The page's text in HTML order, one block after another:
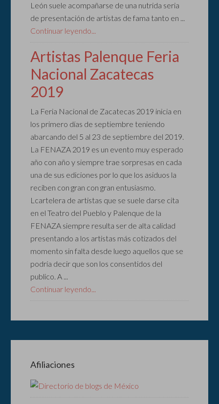
León suele acompañarse de una nutrida seria
de presentación de artistas de fama tanto en ...
Continuar leyendo...
Artistas Palenque Feria
Nacional Zacatecas
2019
La Feria Nacional de Zacatecas 2019 inicia en
los primero días de septiembre teniendo
abarcando del 5 al 23 de septiembre del 2019.
La FENAZA 2019 es un evento muy esperado
año con año y siempre trae sorpresas en cada
una de sus ediciones por lo que los asiduos la
reciben con gran con gran entusiasmo.
Lcartelera de artistas que se suele darse cita
en el Teatro del Pueblo y Palenque de la
FENAZA siempre resulta ser de alta calidad
presentando a los artistas más cotizados del
momento sin falta desde luego aquellos que se
podría decir que son los consentidos del
publico. A ...
Continuar leyendo...
Afiliaciones